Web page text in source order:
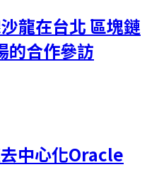
龍在台北 區塊鏈
的合作參訪
中心化Oracle